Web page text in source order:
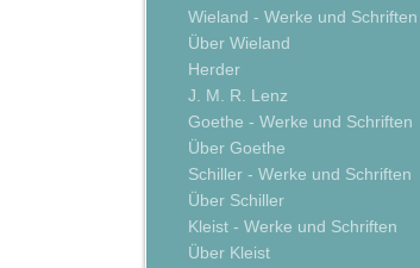
Wieland - Werke und Schriften
Über Wieland
Herder
J. M. R. Lenz
Goethe - Werke und Schriften
Über Goethe
Schiller - Werke und Schriften
Über Schiller
Kleist - Werke und Schriften
Über Kleist